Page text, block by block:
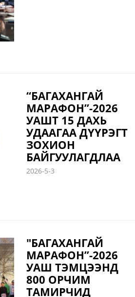
“БАГАХАНГАЙ
МАРАФОН”-2026
УАШТ 15 ДАХЬ
УДААГАА ДҮҮРЭГТ
ЗОХИОН
БАЙГУУЛАГДЛАА
2026-5-3
"БАГАХАНГАЙ
МАРАФОН”-2026
УАШ ТЭМЦЭЭНД
800 ОРЧИМ
ТАМИРЧИД